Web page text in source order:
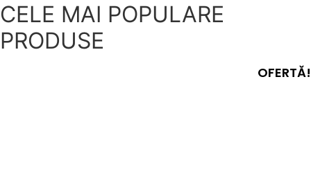
CELE MAI POPULARE
PRODUSE
OFERTĂ!